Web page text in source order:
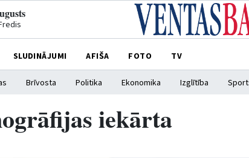
SLUDINĀJUMI AFIŠA FOTO TV
Brīvosta Politika Ekonomika Izglītība
iekārta